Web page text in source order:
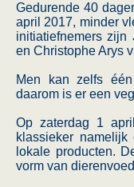
Gedurende 40
april 2017, minder
initiatiefnemers zijn
en Christophe Arys
Men kan zelfs
daarom is er een
Op zaterdag 1
klassieker
lokale producten.
vorm van